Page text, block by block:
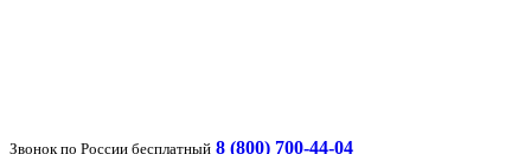
Звонок по России бесплатный 8 (800) 700-44-04